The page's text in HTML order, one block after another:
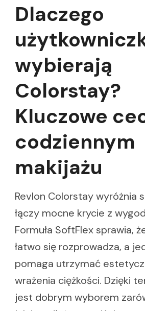
Dlaczego
wybierają
Colorstay?
Kluczowe
codziennym
makijażu
Revlon Colorstay wyróżnia
łączy mocne krycie z
Formuła SoftFlex sprawia,
łatwo się rozprowadza, a
pomaga utrzymać
wrażenia ciężkości. Dzięki
jest dobrym wyborem